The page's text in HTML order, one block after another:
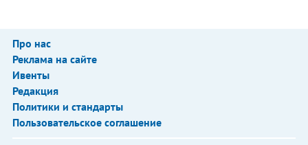
Про нас
Реклама на сайте
Ивенты
Редакция
Политики и стандарты
Пользовательское соглашение